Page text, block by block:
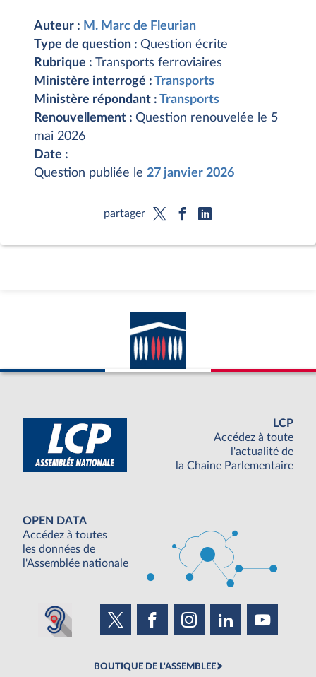
Auteur : M. Marc de Fleurian
Type de question : Question écrite
Rubrique : Transports ferroviaires
Ministère interrogé : Transports
Ministère répondant : Transports
Renouvellement : Question renouvelée le 5
mai 2026
Date :
Question publiée le 27 janvier 2026
partager
LCP
Accédez à toute
l'actualité de
la Chaine Parlementaire
OPEN DATA
Accédez à toutes
les données de
l'Assemblée nationale
BOUTIQUE DE L'ASSEMBLEE